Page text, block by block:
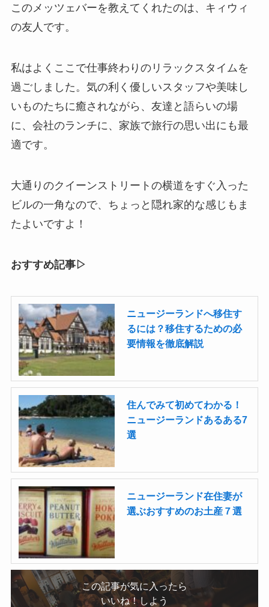
このメッツェバーを教えてくれたのは、キィウィ
の友人です。
私はよくここで仕事終わりのリラックスタイムを
過ごしました。気の利く優しいスタッフや美味し
いものたちに癒されながら、友達と語らいの場
に、会社のランチに、家族で旅行の思い出にも最
適です。
大通りのクイーンストリートの横道をすぐ入った
ビルの一角なので、ちょっと隠れ家的な感じもま
たよいですよ！
おすすめ記事▷
ニュージーランドへ移住す
るには？移住するための必
要情報を徹底解説
住んでみて初めてわかる！
ニュージーランドあるある7
選
ニュージーランド在住妻が
選ぶおすすめのお土産７選
この記事が気に入ったら
いいね！しよう